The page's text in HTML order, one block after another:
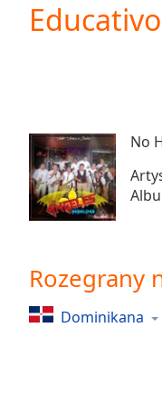
Current
Time0:00
Stream
TypeLIVE
Seek to
live,
currently
Time-
No
Rozegrany
Dominikana